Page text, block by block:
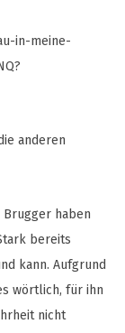
in-meine-
anderen
haben
bereits
kann. Aufgrund
wörtlich, für ihn
nicht